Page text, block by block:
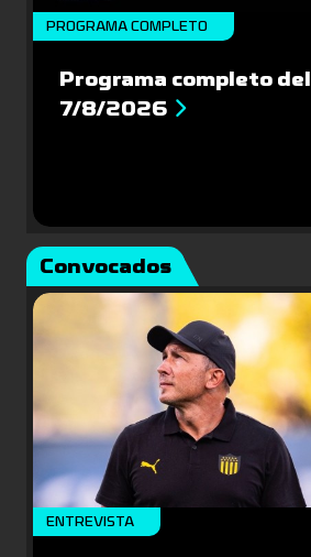
PROGRAMA COMPLETO
Programa completo del
7/8/2026
Convocados
ENTREVISTA